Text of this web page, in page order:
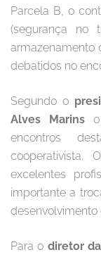
Parcela B, o
(segurança no
armazenamento
debatidos no
Segundo o
Alves Marins
encontros
cooperativista.
excelentes
importante a
desenvolvimento
Para o diretor